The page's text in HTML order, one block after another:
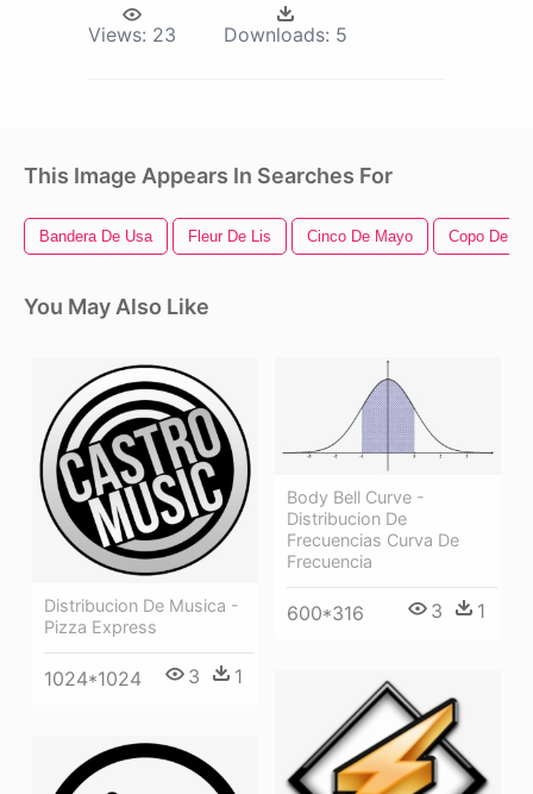
Views: 23 Downloads: 5
This Image Appears In Searches For
Bandera De Usa Fleur De Lis Cinco De Mayo Copo De
You May Also Like
Distribucion De Musica -
Pizza Express
1024*1024 3 1
Body Bell Curve -
Distribucion De
Frecuencias Curva De
Frecuencia
600*316 3 1